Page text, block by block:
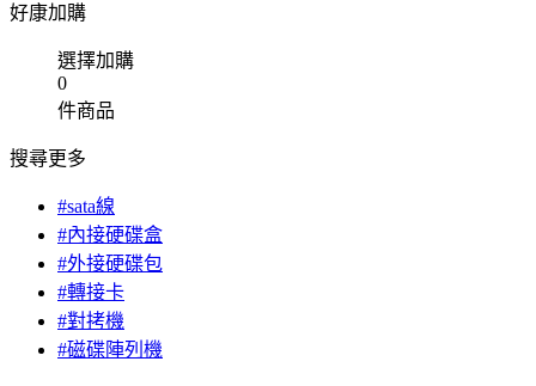
好康加購
選擇加購
0
件商品
搜尋更多
#sata線
#內接硬碟盒
#外接硬碟包
#轉接卡
#對拷機
#磁碟陣列機